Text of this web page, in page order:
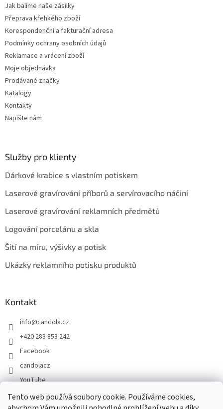
Tento web používá soubory cookie. Používáme cookies,
ý
Jak balíme naše zásilky
Přeprava křehkého zboží
Korespondenční a fakturační adresa
Podmínky ochrany osobních údajů
Reklamace a vrácení zboží
Moje objednávka
Prodávané značky
Katalogy
Kontakty
Napište nám
Služby pro klienty
Dárkové krabice s vlastním potiskem
Laserové gravírování příborů a servírovacího náčiní
Laserové gravírování reklamních předmětů
Logování porcelánu a skla
Šití na míru, výšivky a potisk
Ukázky reklamního potisku produktů
Kontakt
info@candola.cz
+420 283 853 242
Facebook
candolacz
YouTube